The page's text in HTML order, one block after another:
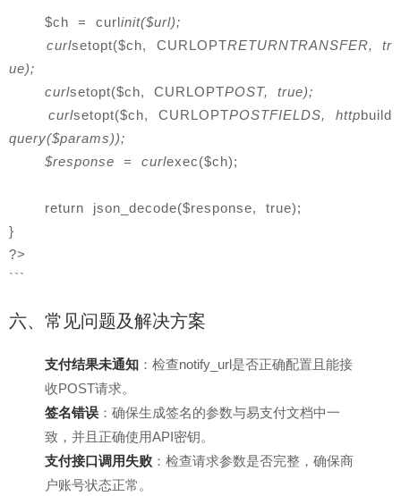
$ch = curlinit($url);
curlsetopt($ch, CURLOPTRETURNTRANSFER, tr
ue);
curlsetopt($ch, CURLOPTPOST, true);
curlsetopt($ch, CURLOPTPOSTFIELDS, httpbuild
query($params));
$response = curlexec($ch);
return json_decode($response, true);
}
?>
```
六、常见问题及解决方案
支付结果未通知 ：检查notify_url是否正确配置且能接
收POST请求。
签名错误 ：确保生成签名的参数与易支付文档中一
致，并且正确使用API密钥。
支付接口调用失败 ：检查请求参数是否完整，确保商
户账号状态正常。